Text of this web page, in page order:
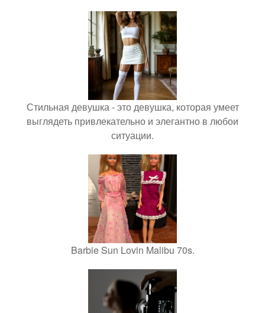
Стильная девушка - это девушка, которая умеет
выглядеть привлекательно и элегантно в любои
ситуации.
Barbie Sun Lovin Malibu 70s.